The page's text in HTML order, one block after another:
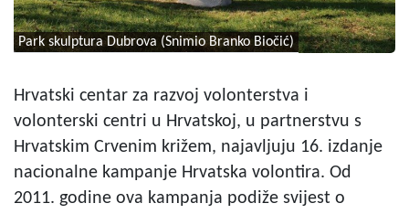
Park skulptura Dubrova (Snimio Branko Biočić)
Hrvatski centar za razvoj volonterstva i
volonterski centri u Hrvatskoj, u partnerstvu s
Hrvatskim Crvenim križem, najavljuju 16. izdanje
nacionalne kampanje Hrvatska volontira. Od
2011. godine ova kampanja podiže svijest o